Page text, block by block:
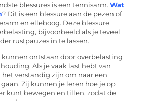
blessures is een tennisarm. Wat
? Dit is een blessure aan de pezen of
en elleboog. Deze blessure
bijvoorbeeld als je teveel
rustpauzes in te lassen.
ontstaan door overbelasting
Als je vaak last hebt van
verstandig zijn om naar een
Zij kunnen je leren hoe je op
kunt bewegen en tillen, zodat de